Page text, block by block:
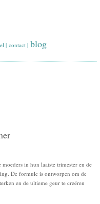
| contact | blog
in hun laatste trimester en de
De formule is ontworpen om de
en de ultieme geur te creëren